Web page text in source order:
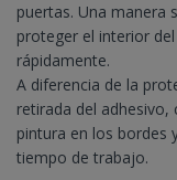
puertas. Una manera
proteger el interior
rápidamente.
A diferencia de la
retirada del adhesivo,
pintura en los bordes
tiempo de trabajo.